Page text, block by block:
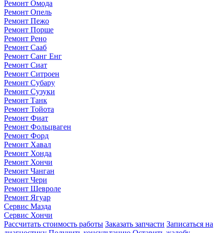
Ремонт Омода
Ремонт Опель
Ремонт Пежо
Ремонт Порше
Ремонт Рено
Ремонт Сааб
Ремонт Санг Енг
Ремонт Сиат
Ремонт Ситроен
Ремонт Субару
Ремонт Сузуки
Ремонт Танк
Ремонт Тойота
Ремонт Фиат
Ремонт Фольцваген
Ремонт Форд
Ремонт Хавал
Ремонт Хонда
Ремонт Хончи
Ремонт Чанган
Ремонт Чери
Ремонт Шевроле
Ремонт Ягуар
Сервис Мазда
Сервис Хончи
Рассчитать стоимость работы Заказать запчасти Записаться на